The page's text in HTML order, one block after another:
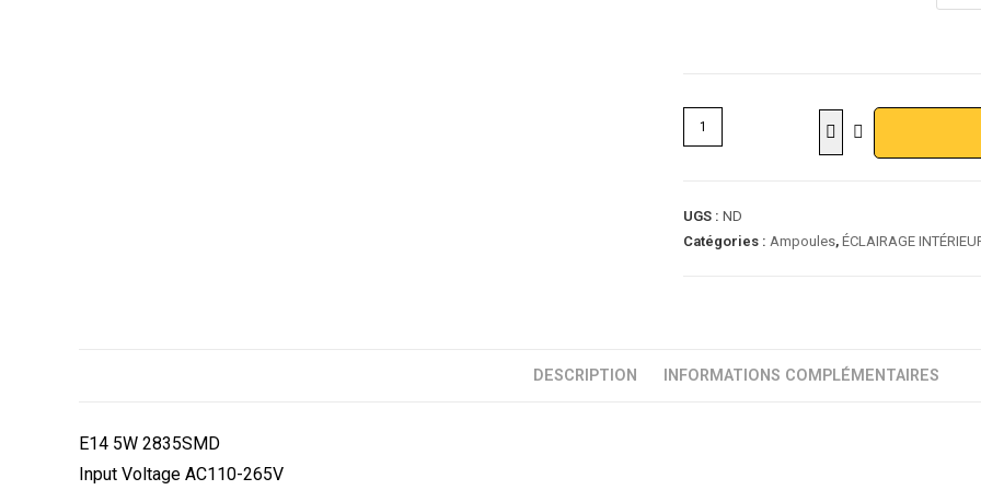
UGS : ND
Catégories : Ampoules, ÉCLAIRAGE
DESCRIPTION INFORMATIONS COMPLÉMENTAIRES
E14 5W 2835SMD
Input Voltage AC110-265V